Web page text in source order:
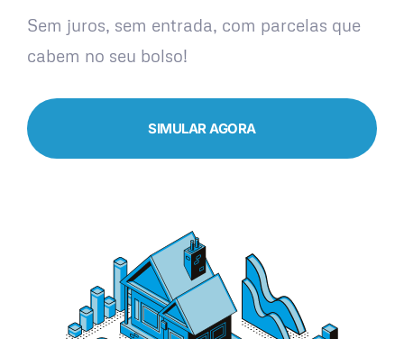
Sem juros, sem entrada, com parcelas que
cabem no seu bolso!
SIMULAR AGORA